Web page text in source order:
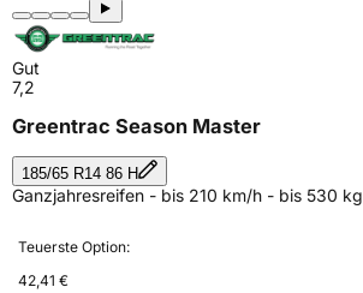
Gut
7,2
Greentrac Season Master
185/65 R14 86 H
Ganzjahresreifen - bis 210 km/h - bis 530 kg
Teuerste Option:
42,41 €